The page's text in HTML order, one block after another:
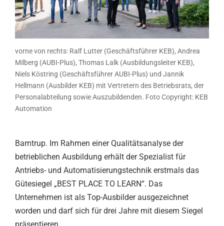
vorne von rechts: Ralf Lutter (Geschäftsführer KEB), Andrea
Milberg (AUBI-Plus), Thomas Lalk (Ausbildungsleiter KEB),
Niels Köstring (Geschäftsführer AUBI-Plus) und Jannik
Hellmann (Ausbilder KEB) mit Vertretern des Betriebsrats, der
Personalabteilung sowie Auszubildenden. Foto Copyright: KEB
Automation
Barntrup. Im Rahmen einer Qualitätsanalyse der
betrieblichen Ausbildung erhält der Spezialist für
Antriebs- und Automatisierungstechnik erstmals das
Gütesiegel „BEST PLACE TO LEARN“. Das
Unternehmen ist als Top-Ausbilder ausgezeichnet
worden und darf sich für drei Jahre mit diesem Siegel